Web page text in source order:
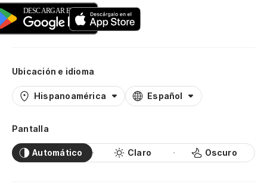
Ubicación e idioma
Hispanoamérica Español
Pantalla
Automático Claro Oscuro